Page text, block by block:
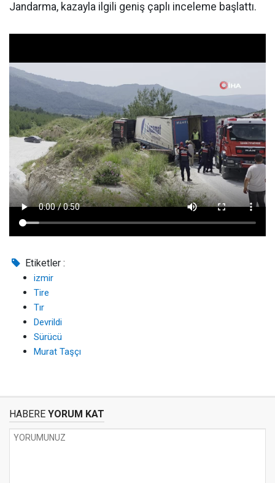
Jandarma, kazayla ilgili geniş çaplı inceleme başlattı.
Etiketler :
izmir
Tire
Tır
Devrildi
Sürücü
Murat Taşçı
HABERE YORUM KAT